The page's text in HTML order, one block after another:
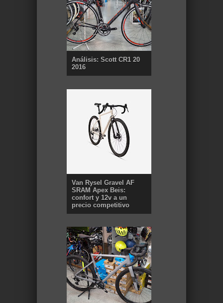
Análisis: Scott CR1 20
2016
Van Rysel Gravel AF
SRAM Apex Beis:
confort y 12v a un
precio competitivo